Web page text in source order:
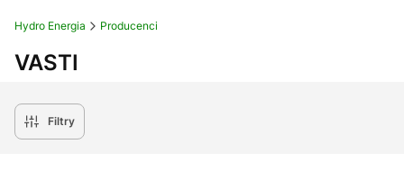
Hydro Energia Producenci
VASTI
Filtry